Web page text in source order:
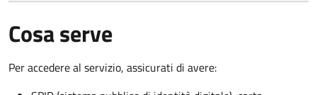
Cosa serve
Per accedere al servizio, assicurati di avere: